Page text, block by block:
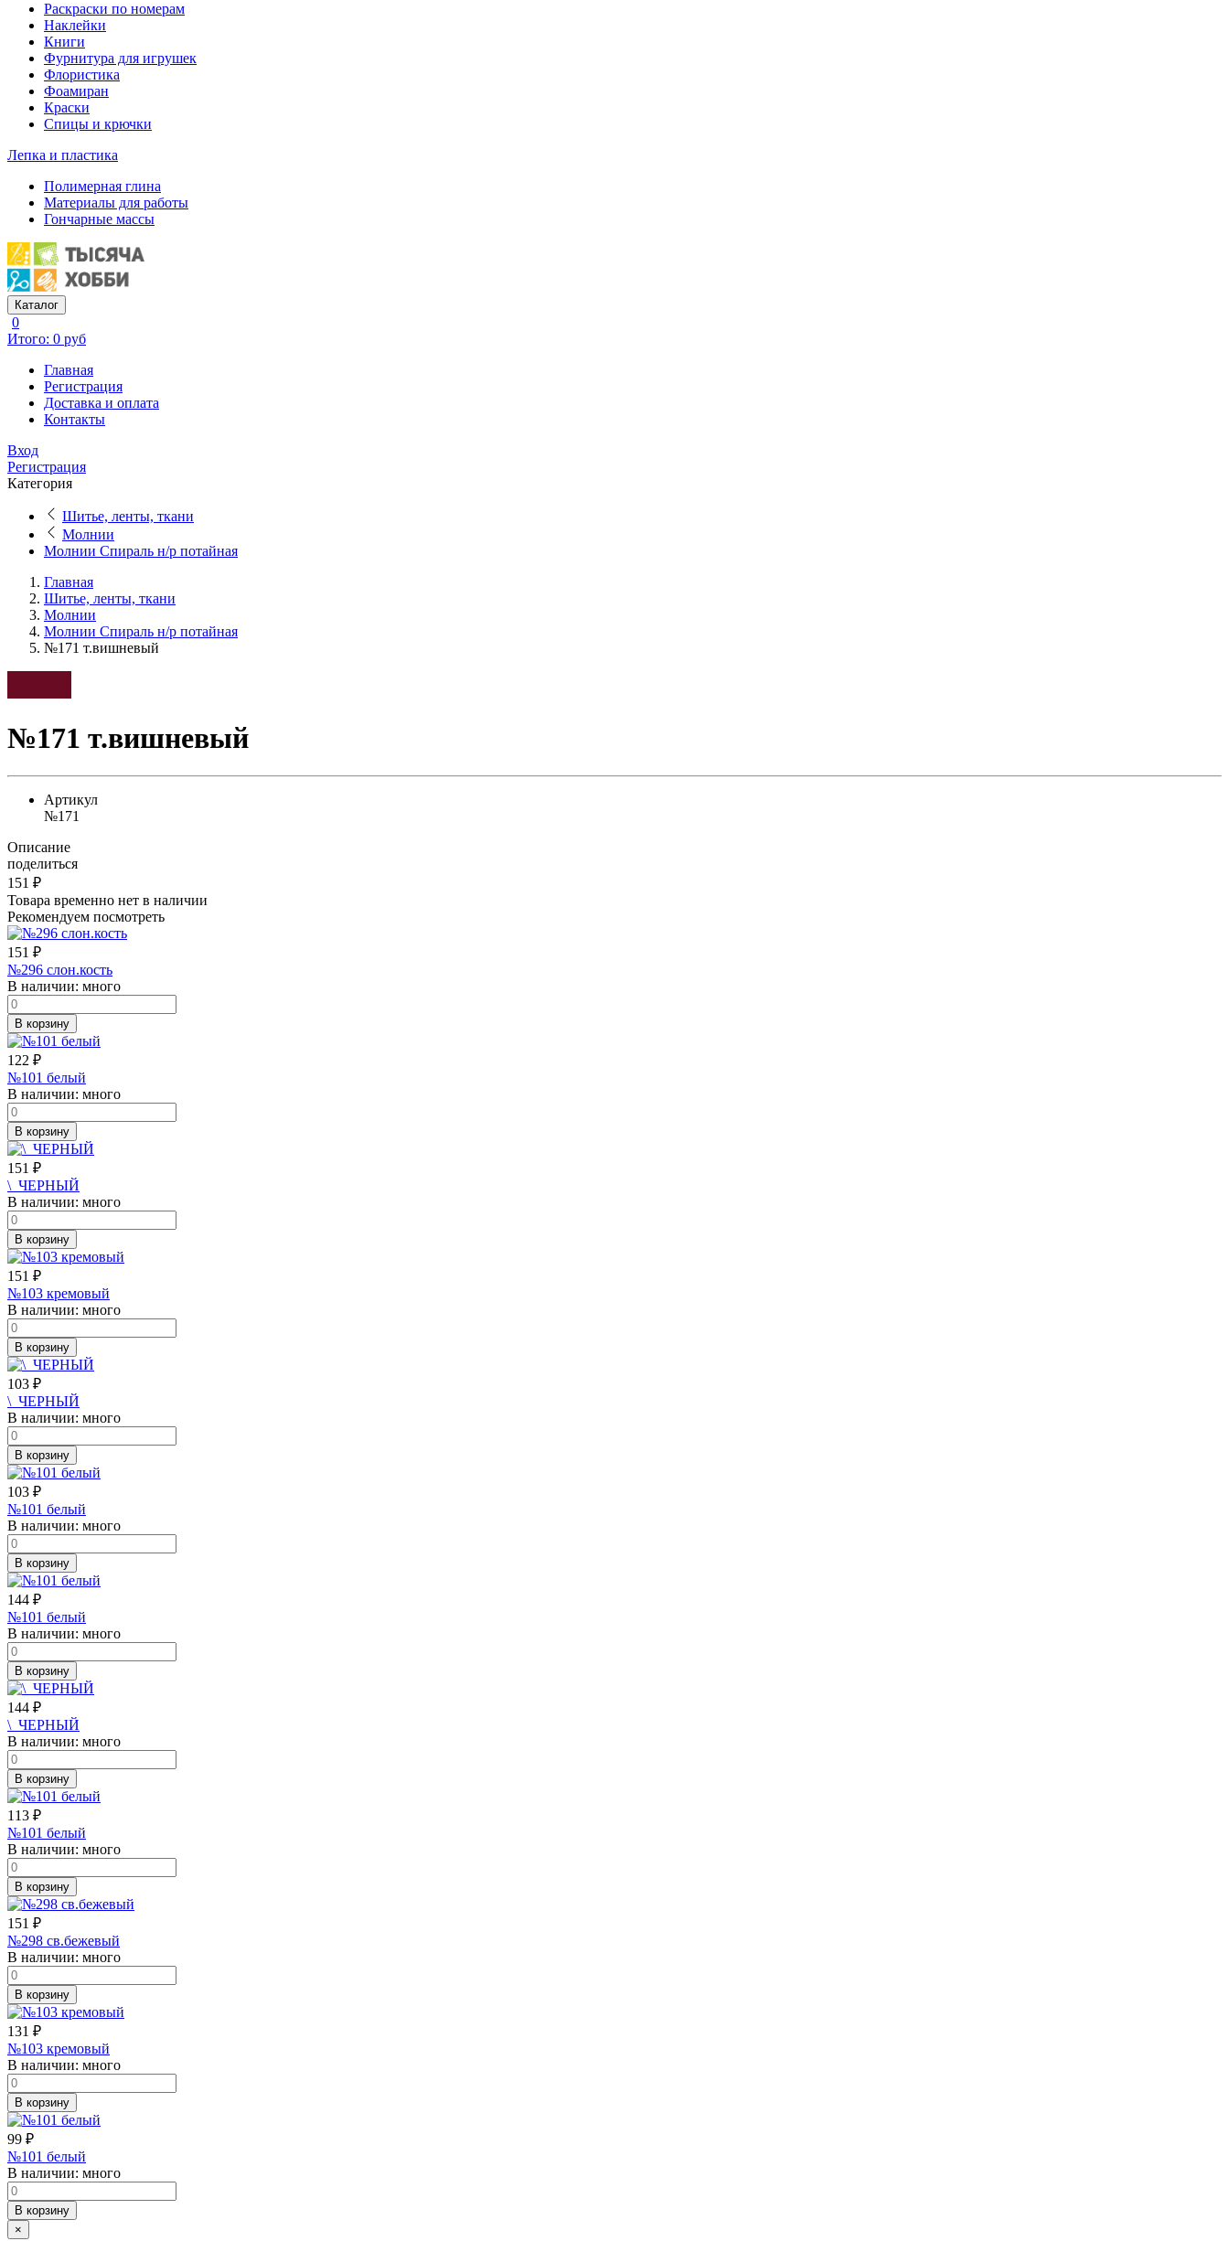
Раскраски по номерам
Наклейки
Книги
Фурнитура для игрушек
Флористика
Фоамиран
Краски
Спицы и крючки
Лепка и пластика
Полимерная глина
Материалы для работы
Гончарные массы
Каталог
0
Итого: 0 руб
Главная
Регистрация
Доставка и оплата
Контакты
Вход
Регистрация
Категория
Шитье, ленты, ткани
Молнии
Молнии Спираль н/р потайная
Главная
Шитье, ленты, ткани
Молнии
Молнии Спираль н/р потайная
№171 т.вишневый
№171 т.вишневый
Артикул
№171
Описание
поделиться
151 ₽
Товара временно нет в наличии
Рекомендуем посмотреть
151 ₽
№296 слон.кость
В наличии: много
В корзину
122 ₽
№101 белый
В наличии: много
В корзину
151 ₽
\_ЧЕРНЫЙ
В наличии: много
В корзину
151 ₽
№103 кремовый
В наличии: много
В корзину
103 ₽
\_ЧЕРНЫЙ
В наличии: много
В корзину
103 ₽
№101 белый
В наличии: много
В корзину
144 ₽
№101 белый
В наличии: много
В корзину
144 ₽
\_ЧЕРНЫЙ
В наличии: много
В корзину
113 ₽
№101 белый
В наличии: много
В корзину
151 ₽
№298 св.бежевый
В наличии: много
В корзину
131 ₽
№103 кремовый
В наличии: много
В корзину
99 ₽
№101 белый
В наличии: много
В корзину
×